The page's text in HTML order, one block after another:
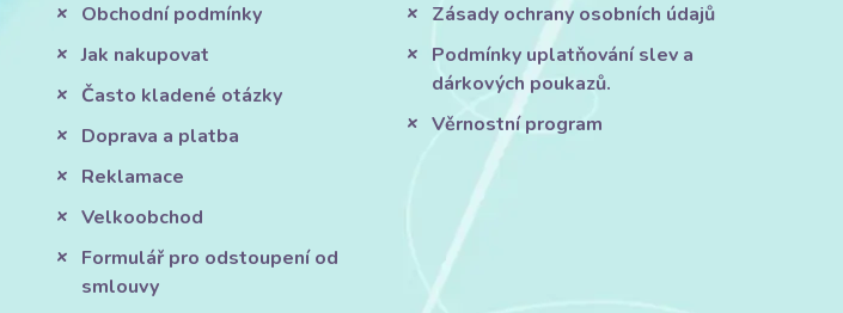
Obchodní podmínky
Jak nakupovat
Často kladené otázky
Doprava a platba
Reklamace
Velkoobchod
Formulář pro odstoupení od
smlouvy
Zásady ochrany osobních údajů
Podmínky uplatňování slev a
dárkových poukazů.
Věrnostní program